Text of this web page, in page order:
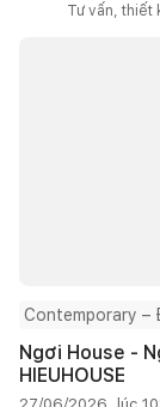
Tư vấn, thiết
Contemporary –
Ngơi House -
HIEUHOUSE